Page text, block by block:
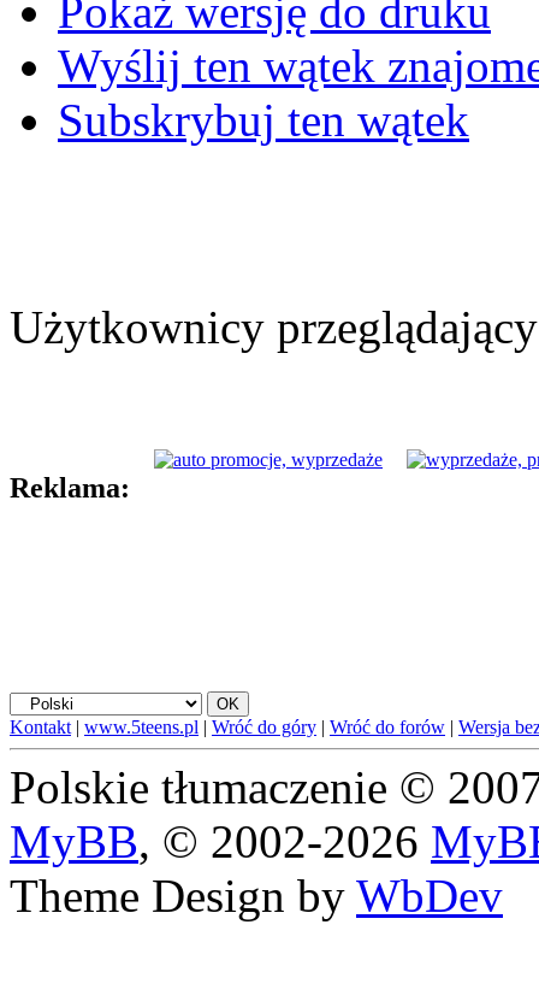
Pokaż wersję do druku
Wyślij ten wątek
Subskrybuj ten wątek
Użytkownicy
Reklama:
Kontakt | www.5teens.pl | Wróć do góry | Wróć do forów | Wersja
Polskie tłumaczenie ©
MyBB, © 2002-2026
Theme Design by WbDev